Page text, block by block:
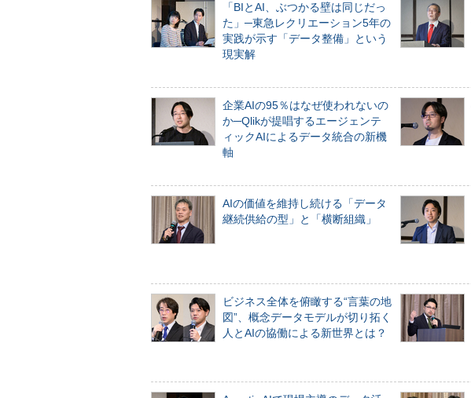
「BIとAI、ぶつかる壁は同じだっ
た」─東急レクリエーション5年の
実践が示す「データ整備」という
現実解
企業AIの95％はなぜ使われないの
か─Qlikが提唱するエージェンテ
ィックAIによるデータ統合の新機
軸
AIの価値を維持し続ける「データ
継続供給の型」と「横断組織」
ビジネス全体を俯瞰する“言葉の地
図”、概念データモデルが切り拓く
人とAIの協働による新世界とは？